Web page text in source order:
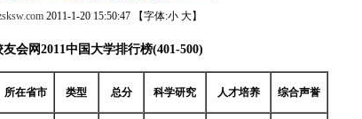
2011-1-20 15:50:47 【字体:小 大】
会网2011中国大学排行榜(401-500)
所在省市 类型 总分 科学研究 人才培养 综合声誉